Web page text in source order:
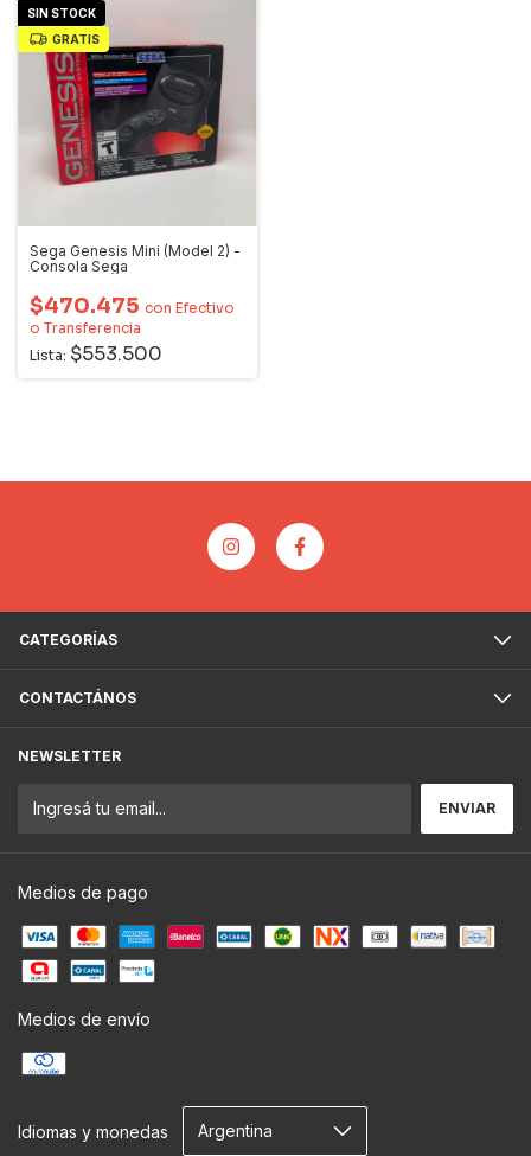
SIN STOCK
GRATIS
Sega Genesis Mini (Model 2) -
Consola Sega
$470.475 con Efectivo
o Transferencia
Lista: $553.500
CATEGORÍAS
CONTACTÁNOS
NEWSLETTER
Medios de pago
Medios de envío
Idiomas y monedas